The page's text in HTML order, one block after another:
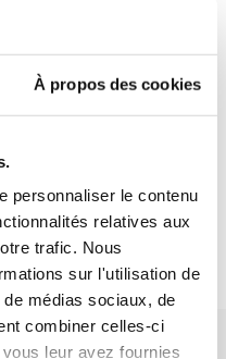
À propos des cookies
personnaliser le contenu
relatives aux
trafic. Nous
sur l'utilisation de
médias sociaux, de
combiner celles-ci
leur avez fournies
Polyester (synthetisch)
Kautschuk